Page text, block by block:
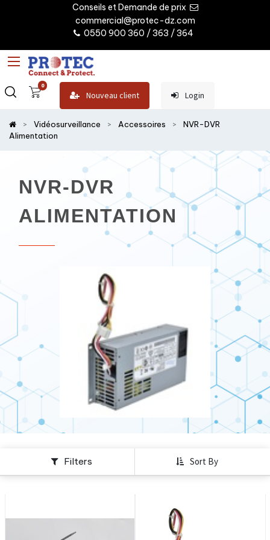
Conseils et Demande de prix
commercial@protec-dz.com
0550 900 360 / 363 / 364
0
Nouveau client Login
Vidéosurveillance Accessoires
NVR-DVR
Alimentation
NVR-DVR
ALIMENTATION
Filters Sort By